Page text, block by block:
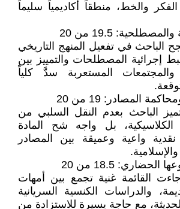
والخط، منطقاً أكاديمياً سليماً
الباحث في تفعيل المنهج التاريخي
إجرائية المصطلحات والتمييز بين
والمجتمعات المستعربة سدَّ كلياً
الباحث بعدم النقل السلبي من
الكلاسيكية، بل واجه شح المادة
نقدية واعية وعميقة بين المصادر
القائمة غنية تجمع بين أمهات
والدراسات الكنسية السريانية
مع حاجة يسيرة للاستزادة من